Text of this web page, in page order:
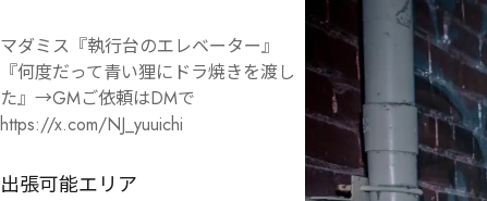
マダミス『執行台のエレベーター』
『何度だって青い狸にドラ焼きを渡し
た』→GMご依頼はDMで
https://x.com/NJ_yuuichi
出張可能エリア